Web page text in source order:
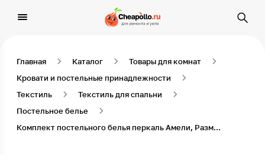
Главная Каталог
Товары для комнат
Кровати и постельные принадлежности
Текстиль
Текстиль для спальни
Постельное белье
Комплект постельного белья перкаль Амели, Размер 1,5 спальный, Наволочки 50х70, Зеленый